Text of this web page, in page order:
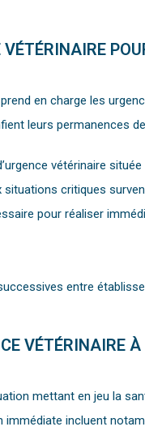
prend en charge les
leurs permanences
vétérinaire
critiques
pour réaliser
entre
VÉTÉRINAIRE À
mettant en jeu la
incluent